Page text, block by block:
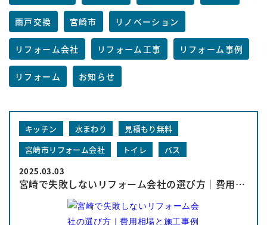
雨戸交換 宮崎市 リノベーション
リフォーム会社 リフォーム工事 リフォーム事例
リフォーム お知らせ
キッチン 水まわり
見積もり無料
宮崎市リフォーム会社
トイレ
バス
2025.03.03
宮崎で失敗しないリフォーム会社の選び方｜費用相場と施工事例を解説